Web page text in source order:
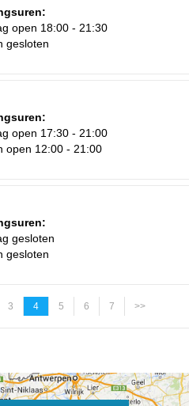
open 18:00 - 21:30
gesloten
open 17:30 - 21:00
open 12:00 - 21:00
gesloten
gesloten
3 4 5 6 7 >>